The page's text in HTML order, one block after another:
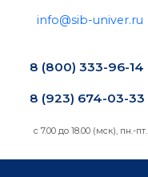
info@sib-univer.ru
8 (800) 333-96-14
8 (923) 674-03-33
с 7.00 до 18.00 (мск), пн.-пт.